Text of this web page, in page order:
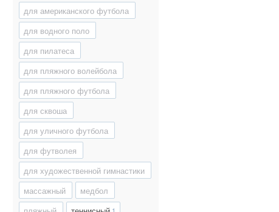
для американского футбола
для водного поло
для пилатеса
для пляжного волейбола
для пляжного футбола
для сквоша
для уличного футбола
для футволея
для художественной гимнастики
массажный
медбол
1